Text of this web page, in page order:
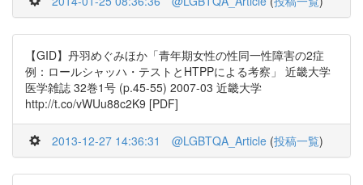
【GID】丹羽めぐみほか「青年期女性の性同一性障害の2症
例：ロールシャッハ・テストとHTPPによる考察」 近畿大学
医学雑誌 32巻1号 (p.45-55) 2007-03 近畿大学
http://t.co/vWUu88c2K9 [PDF]
2013-12-27 14:36:31 @LGBTQA_Article (投稿一覧)